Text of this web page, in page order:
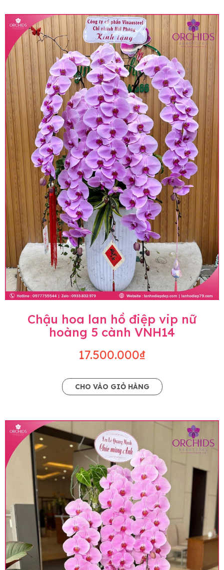
• Giá trên được miễn ship giao trong nội thành,
miễn phí in thiệp - banner theo yêu cầu khách
hàng.
• Beautiful Orchids liên kết với các cửa hàng
trên toàn quốc để phục vụ giao hoa tận nơi, mỗi
khu vực sẽ có mức giá khác nhau (tùy vào chi
phí mặt bằng, nguyên vật liệu,..) nên giá có thể sẽ
thay đổi so với giá niêm yết trên website. Khách
hàng ở Tỉnh thành khác vui lòng chủ động hỏi lại
giá trước khi đặt hàng, shop sẽ chủ động báo giá
chính xác khi có địa chỉ giao hàng cụ thể.
Chậu hoa lan hồ điệp vip nữ
hoàng 5 cành VNH14
17.500.000₫
CHO VÀO GIỎ HÀNG